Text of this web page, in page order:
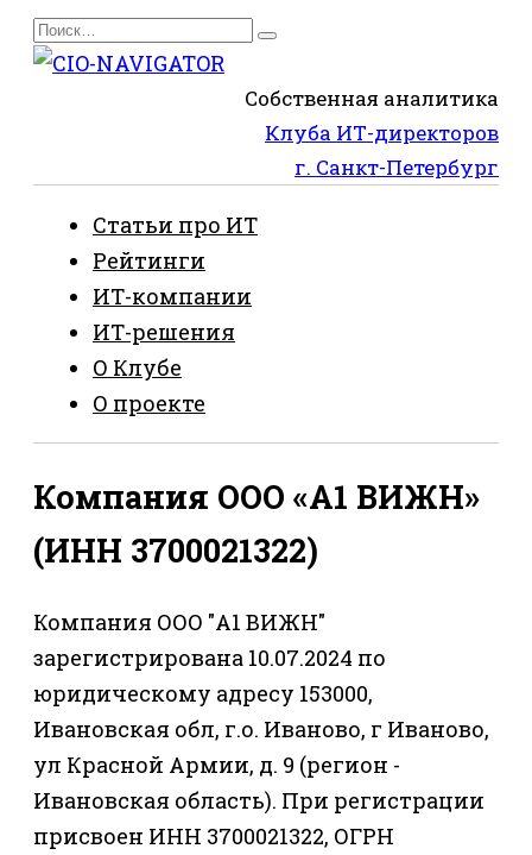
Перейти
к
Search
for:
Собственная аналитика
Клуба ИТ-директоров
г. Санкт-Петербург
Статьи про ИТ
Рейтинги
ИТ-компании
ИТ-решения
О Клубе
О проекте
Компания ООО «А1 ВИЖН»
(ИНН 3700021322)
Компания ООО "А1 ВИЖН"
зарегистрирована 10.07.2024 по
юридическому адресу 153000,
Ивановская обл, г.о. Иваново, г Иваново,
ул Красной Армии, д. 9 (регион -
Ивановская область). При регистрации
присвоен ИНН 3700021322, ОГРН